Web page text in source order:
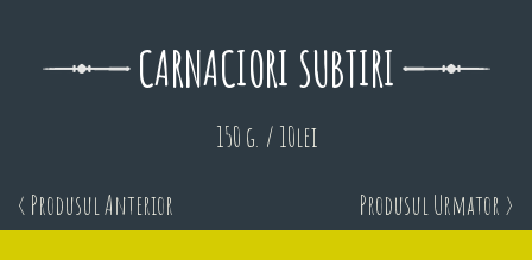
CARNACIORI SUBTIRI
150 g. / 10lei
< Produsul Anterior Produsul Urmator >